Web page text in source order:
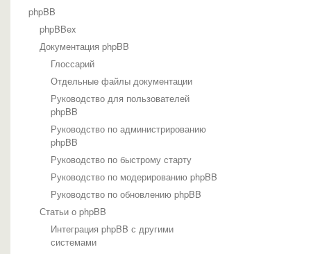
phpBB
phpBBex
Документация phpBB
Глоссарий
Отдельные файлы документации
Руководство для пользователей
phpBB
Руководство по администрированию
phpBB
Руководство по быстрому старту
Руководство по модерированию phpBB
Руководство по обновлению phpBB
Статьи о phpBB
Интеграция phpBB с другими
системами